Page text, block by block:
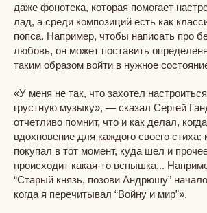
даже фонотека, которая помогает
лад, а среди композиций есть как
попса. Например, чтобы написать про
любовь, он может поставить
таким образом войти в нужное
«У меня не так, что захотел
грустную музыку», — сказал Сергей
отчетливо помнит, что и как делал,
вдохновение для каждого своего стиха:
покупал в тот момент, куда шел и
происходит какая-то вспышка...
“Старый князь, позови Андрюшу”
когда я перечитывал “Войну и мир”».